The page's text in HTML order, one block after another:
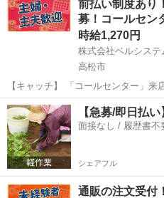
前払い＆履歴書不要！ 勤務時間や働
ルに合わせたお仕事をご紹...
前払い制度あり
募！コールセン
時給1,270円
株式会社ベルシステ
高松市
【キャッチ】 「コールセンター」
3日～OK！服装自由！車・自転車通勤OK 【コメント】 ベル
24なら前払い＆履歴書不要！ 勤務時
スタイルに合わせたお仕事...
香川 高松市 電話対応
【急募/即日払
面接なし / 履歴書不
シェアフル
通販の注文受付